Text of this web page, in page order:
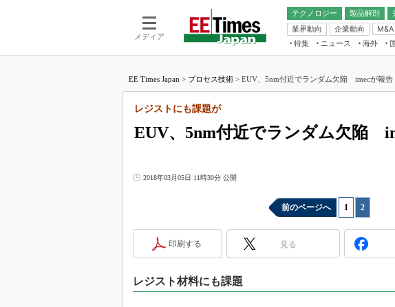
メディア
テクノロジー 製品解剖
電池／エネルギー
アナログ
マイコン
業界動向
企業動向 M&A
特集 ニュース 海外
福田昭のデバイス通信
大山聡の業界スコープ
世界を「数字」で回してみよう
踊るバズワード ～Behind the
Buzzword
この10年で起こったこと、次の10
製品分解で探るアジアの新トレン
電子ブックレット
EE Times Japan > プロセス技術 > EUV、5nm付近でランダム欠陥 imecが報告
EUV、5nm付近でランダム欠陥
レジストにも課題が
2018年03月05日 11時30分 公開
前のページへ 1 2
印刷する 見る
レジスト材料にも課題